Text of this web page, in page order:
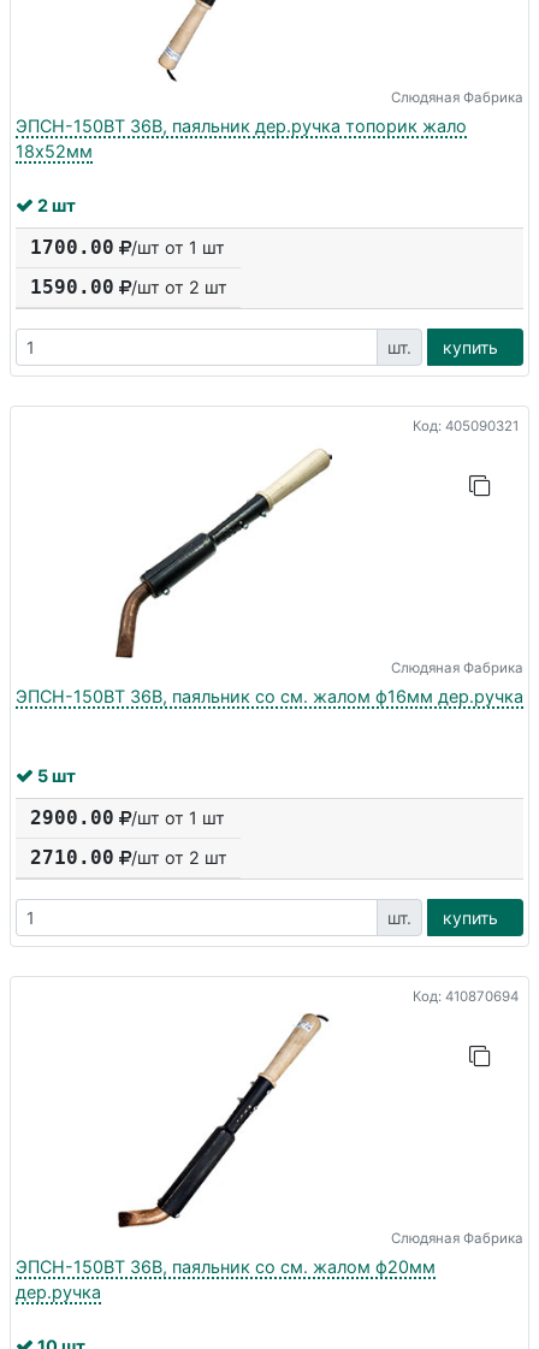
Слюдяная Фабрика
ЭПСН-150ВТ 36В, паяльник дер.ручка топорик жало
18х52мм
2 шт
1700.00 /шт от 1 шт
1590.00 /шт от 2 шт
шт. купить
Код: 405090321
Слюдяная Фабрика
ЭПСН-150ВТ 36В, паяльник со см. жалом ф16мм дер.ручка
5 шт
2900.00 /шт от 1 шт
2710.00 /шт от 2 шт
шт. купить
Код: 410870694
Слюдяная Фабрика
ЭПСН-150ВТ 36В, паяльник со см. жалом ф20мм
дер.ручка